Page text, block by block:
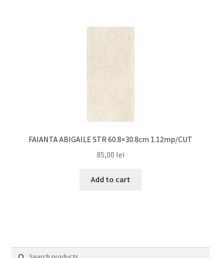
FAIANTA ABIGAILE STR 60.8×30.8cm 1.12mp/CUT
85,00 lei
Add to cart
Search
Search